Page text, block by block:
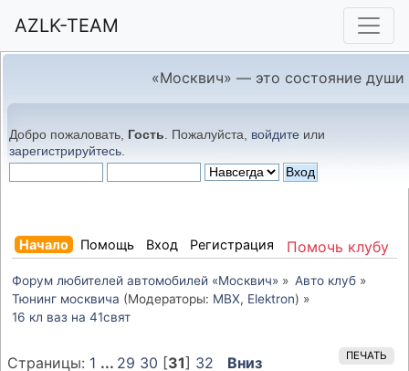
AZLK-TEAM
«Москвич» — это состояние души
Добро пожаловать, Гость . Пожалуйста, войдите или
зарегистрируйтесь
Помочь клубу
Начало Помощь Вход Регистрация
Форум любителей автомобилей «Москвич» » Авто клуб»
Тюнинг москвича (Модераторы: MBX, Elektron) »
16 кл ваз на 41свят
ПЕЧАТЬ
Страницы: 1 ... 29 30 [31] 32 Вниз